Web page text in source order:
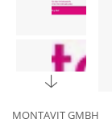
MONTAVIT GMBH